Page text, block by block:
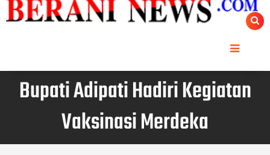
Bupati Adipati Hadiri Kegiatan
Vaksinasi Merdeka